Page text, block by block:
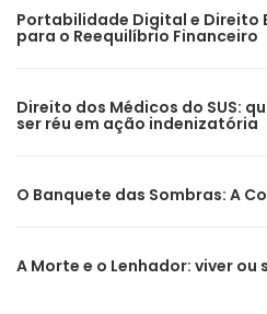
Portabilidade Digital e Direito
para o Reequilíbrio Financeiro
Direito dos Médicos do SUS:
ser réu em ação indenizatória
O Banquete das Sombras: A
A Morte e o Lenhador: viver ou